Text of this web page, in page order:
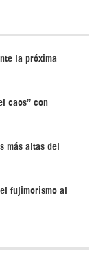
la próxima
caos” con
más altas del
fujimorismo al